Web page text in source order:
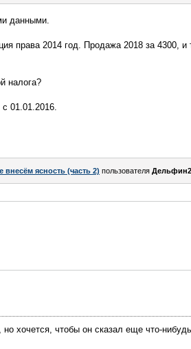
данными.
права 2014 год. Продажа 2018 за 4300, и
налога?
01.01.2016.
внесём ясность (часть 2) пользователя Дельфин2
хочется, чтобы он сказал еще что-